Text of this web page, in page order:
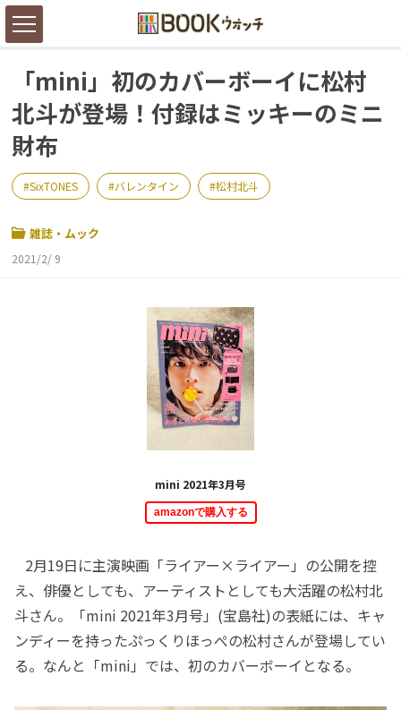
「mini」初のカバーボーイに松村
北斗が登場！付録はミッキーのミニ
財布
SixTONES バレンタイン 松村北斗
雑誌・ムック
2021/2/ 9
mini 2021年3月号
amazonで購入する
2月19日に主演映画「ライアー×ライアー」の公開を控
え、俳優としても、アーティストとしても大活躍の松村北
斗さん。「mini 2021年3月号」(宝島社)の表紙には、キャ
ンディーを持ったぷっくりほっぺの松村さんが登場してい
る。なんと「mini」では、初のカバーボーイとなる。